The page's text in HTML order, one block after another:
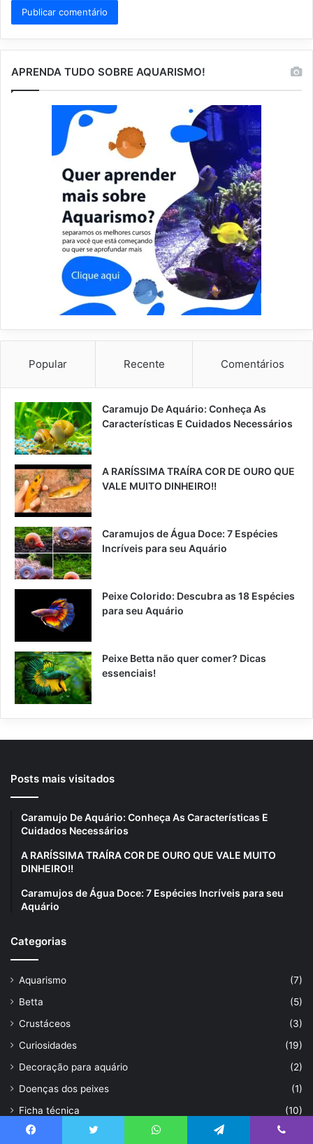
APRENDA TUDO SOBRE AQUARISMO!
Popular Recente Comentários
Caramujo De Aquário: Conheça As
Características E Cuidados Necessários
A RARÍSSIMA TRAÍRA COR DE OURO QUE
VALE MUITO DINHEIRO!!
Caramujos de Água Doce: 7 Espécies
Incríveis para seu Aquário
Peixe Colorido: Descubra as 18 Espécies
para seu Aquário
Peixe Betta não quer comer? Dicas
essenciais!
Posts mais visitados
Caramujo De Aquário: Conheça As Características E
Cuidados Necessários
A RARÍSSIMA TRAÍRA COR DE OURO QUE VALE MUITO
DINHEIRO!!
Caramujos de Água Doce: 7 Espécies Incríveis para seu
Aquário
Categorias
Aquarismo
(7)
Betta
(5)
Crustáceos
(3)
Curiosidades
(19)
Decoração para aquário
(2)
Doenças dos peixes
(1)
Ficha técnica
(10)
Peixe Cascudo
(29)